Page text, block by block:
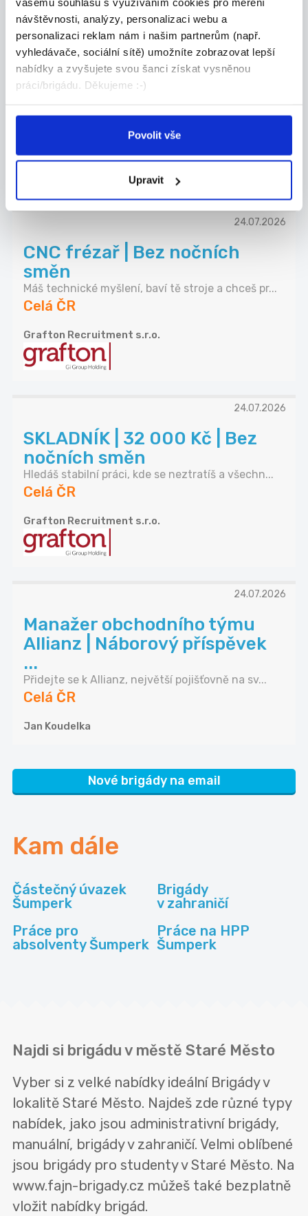
návštěvnosti, analýzy, personalizaci webu a
personalizaci reklam nám i našim partnerům (např.
vyhledávače, sociální sítě) umožníte zobrazovat lepší
nabídky a zvyšujete svou šanci získat vysněnou
práci/brigádu. Děkujeme :-)
Povolit vše
Upravit
Obsluha moderního školního
ReFresh Bistra, od 140 Kč/...
🌟 Hledáme nové kolegy od září do nově
otevíranéh...
Šumperk
ReFresh Bistro s.r.o.
DALŠÍ NABÍDKY ZCELÉ ČR
24.07.2026
CNC frézař | Bez nočních
směn
Máš technické myšlení, baví tě stroje a chceš pr...
Celá ČR
Grafton Recruitment s.r.o.
24.07.2026
SKLADNÍK | 32 000 Kč | Bez
nočních směn
Hledáš stabilní práci, kde se neztratíš a všechn...
Celá ČR
Grafton Recruitment s.r.o.
24.07.2026
Manažer obchodního týmu
Allianz | Náborový příspěvek
...
Přidejte se k Allianz, největší pojišťovně na sv...
Celá ČR
Jan Koudelka
Nové brigády na email
Kam dále
Částečný úvazek
Šumperk
Brigády
v zahraničí
Práce pro
absolventy Šumperk
Práce na HPP
Šumperk
Najdi si brigádu v městě Staré Město
Vyber si z velké nabídky ideální Brigády v
lokalitě Staré Město. Najdeš zde různé typy
nabídek, jako jsou administrativní brigády,
manuální, brigády v zahraničí. Velmi oblíbené
jsou brigády pro studenty v Staré Město. Na
www.fajn-brigady.cz můžeš také bezplatně
vložit nabídky brigád.